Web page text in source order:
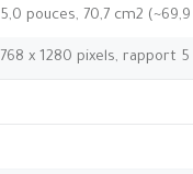
5,0 pouces, 70,7 cm2
768 x 1280 pixels, rapport